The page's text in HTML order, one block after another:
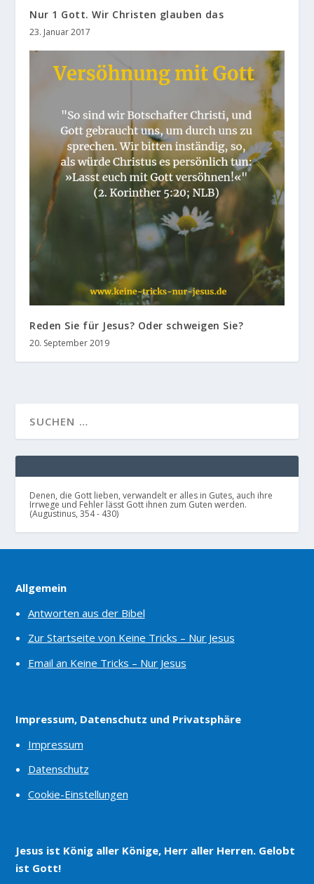
Nur 1 Gott. Wir Christen glauben das
23. Januar 2017
Reden Sie für Jesus? Oder schweigen Sie?
20. September 2019
Denen, die Gott lieben, verwandelt er alles in Gutes, auch ihre
Irrwege und Fehler lässt Gott ihnen zum Guten werden.
(Augustinus, 354 - 430)
Allgemein
Antworten aus der Bibel
Zur Startseite von Keine Tricks – Nur Jesus
Email an Keine Tricks – Nur Jesus
Impressum, Datenschutz und Privatsphäre
Impressum
Datenschutz
Cookie-Einstellungen
Jesus ist König aller Könige, Herr aller Herren. Gelobt
ist Gott!